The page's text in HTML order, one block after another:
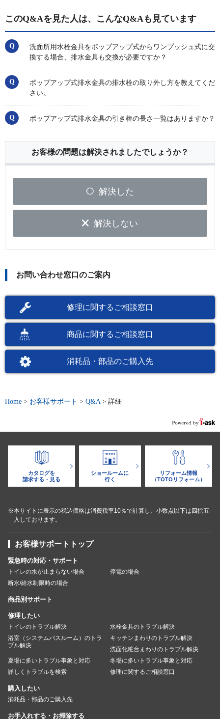
このQ&Aを見た人は、こんなQ&Aも見ています
洗面所用水栓金具をポップアップ式からワンプッシュ式に交
換する場合、排水金具も交換が必要ですか？
ポップアップ式排水金具の排水栓の取り外し方を教えてくだ
さい。
ポップアップ式排水金具の引き棒の長さ一覧はありますか？
お客様の問題は解決されましたでしょうか？
解決した
解決しない
お問い合わせ窓口のご案内
修理に関するご相談窓口
商品に関するご相談窓口
消耗品・部品のご購入先
Home > お客様サポート > Q&A > 詳細
カタログを
請求する・見る
ショールームに
行く
リフォーム情報
（TOTOリフォーム）
※本サイトに表示の税込価格は消費税率10％で計算し、小数点以下は四捨五
入しております。
お客様サポートトップ
緊急時の対応・サポート
トイレの水が止まらない場合
停電の場合
断水/給水制限時の場合
商品別サポート
修理したい
トイレのトラブル解決
水栓金具のトラブル解決
浴室（システムバスルーム）のトラ
ブル解決
キッチンまわりのトラブル解決
洗面化粧台まわりのトラブル解決
夏場に多いトラブル事象と対応
冬場に多いトラブル事象と対応
詳しくトラブルを検索
修理に関するご相談窓口
購入したい
消耗品・部品のご購入先
お手入れする・お掃除する